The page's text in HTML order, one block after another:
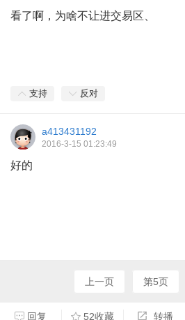
看了啊，为啥不让进交易区、
支持 反对
a413431192
2016-3-15 01:23:49
好的
上一页 第5页
回复 52收藏 转播